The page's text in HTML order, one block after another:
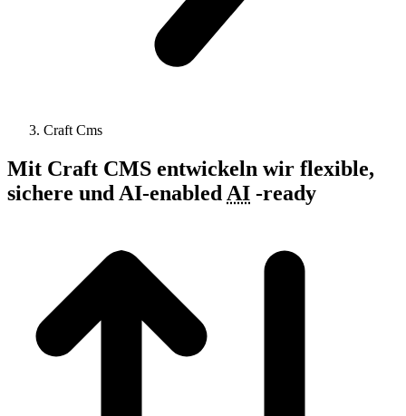
Craft Cms
Mit Craft CMS entwickeln wir flexible,
sichere und AI-enabled AI -ready